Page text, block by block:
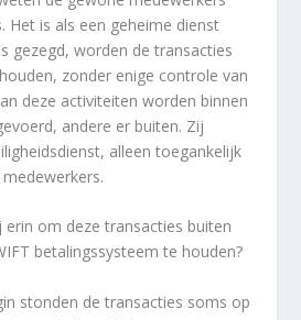
Het is als een geheime dienst
gezegd, worden de transacties
zonder enige controle van
deze activiteiten worden binnen
andere er buiten. Zij
alleen toegankelijk
erin om deze transacties buiten
betalingssysteem te houden?
stonden de transacties soms op